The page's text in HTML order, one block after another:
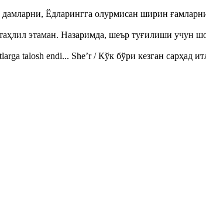
дамларни, Ёдларингга олурмисан ширин
этаман. Назаримда, шеър туғилиши учун
talosh endi... She’r / Кўк бўри кезган сарҳад